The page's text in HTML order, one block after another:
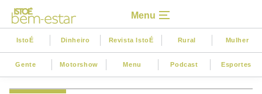
Menu
IstoÉ Dinheiro Revista IstoÉ Rural Mulher
Gente Motorshow Menu Podcast Esportes